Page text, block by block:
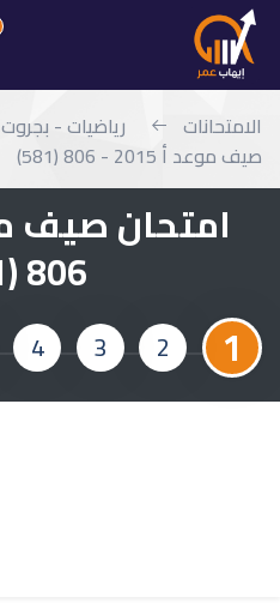
الامتحانات رياضيات - بجروت
صيف موعد أ 2015 - 806 (581)
806 (581)
1
2
3
4